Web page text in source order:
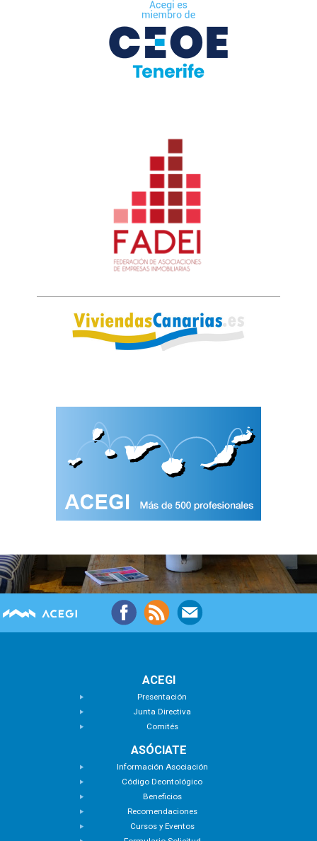
ACEGI
Presentación
Junta Directiva
Comités
ASÓCIATE
Información Asociación
Código Deontológico
Beneficios
Recomendaciones
Cursos y Eventos